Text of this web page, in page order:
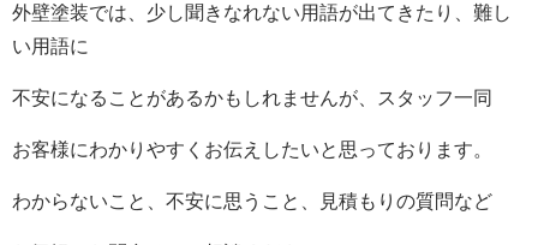
外壁塗装では、少し聞きなれない用語が出てきたり、難し
い用語に
不安になることがあるかもしれませんが、スタッフ一同
お客様にわかりやすくお伝えしたいと思っております。
わからないこと、不安に思うこと、見積もりの質問など